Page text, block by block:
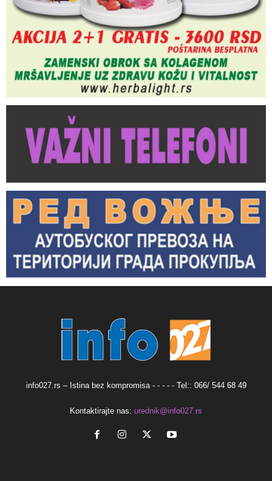
info027.rs – Istina bez kompromisa - - - - - Tel:: 066/ 544 68 49
Kontaktirajte nas: urednik@info027.rs